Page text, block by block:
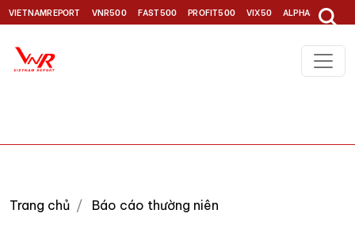
VIETNAMREPORT VNR500 FAST500 PROFIT500 VIX50 ALPHA30
Trang chủ Báo cáo thường niên